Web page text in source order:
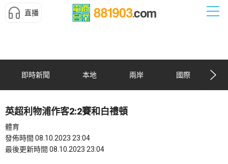
直播
即時新聞 本地 兩岸 國際
英超利物浦作客2:2賽和白禮頓
體育
發佈時間 08.10.2023 23:04
最後更新時間 08.10.2023 23:04